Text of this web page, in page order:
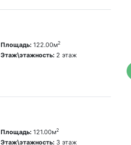
Площадь: 122.00м2
Этаж\этажность: 2 этаж
Площадь: 121.00м2
Этаж\этажность: 3 этаж